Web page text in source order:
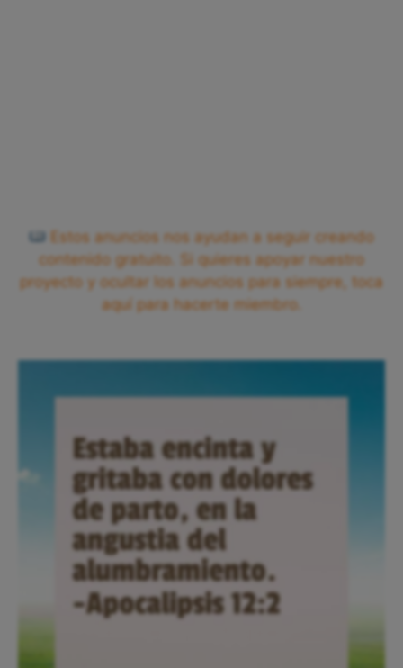
Estos anuncios nos ayudan a seguir creando
contenido gratuito. Si quieres apoyar nuestro
proyecto y ocultar los anuncios para siempre, toca
aquí para hacerte miembro.